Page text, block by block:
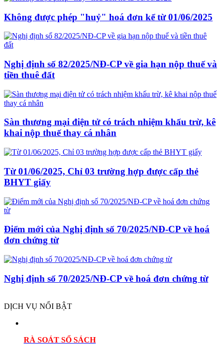
Không được phép "huỷ" hoá đơn kể từ 01/06/2025
Nghị định số 82/2025/NĐ-CP về gia hạn nộp thuế và
tiền thuê đất
Sàn thương mại điện tử có trách nhiệm khấu trừ, kê
khai nộp thuế thay cá nhân
Từ 01/06/2025, Chỉ 03 trường hợp được cấp thẻ
BHYT giấy
Điểm mới của Nghị định số 70/2025/NĐ-CP về hoá
đơn chứng từ
Nghị định số 70/2025/NĐ-CP về hoá đơn chứng từ
DỊCH VỤ NỔI BẬT
RÀ SOÁT SỔ SÁCH